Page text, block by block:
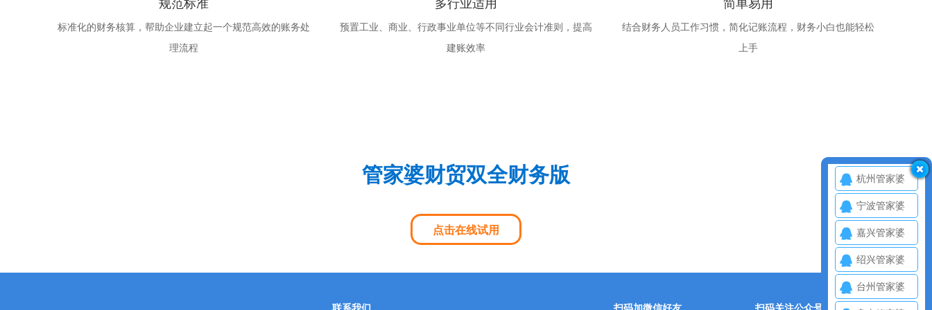
标准化的财务核算，帮助企业建立起一个规范高效的账务处
理流程
预置工业、商业、行政事业单位等不同行业会计准则，提高
建账效率
结合财务人员工作习惯，简化记账流程，财务小白也能轻松
上手
管家婆财贸双全财务版
点击在线试用
联系我们 扫码加微信好友 扫码关注公众号
杭州管家婆
宁波管家婆
嘉兴管家婆
绍兴管家婆
台州管家婆